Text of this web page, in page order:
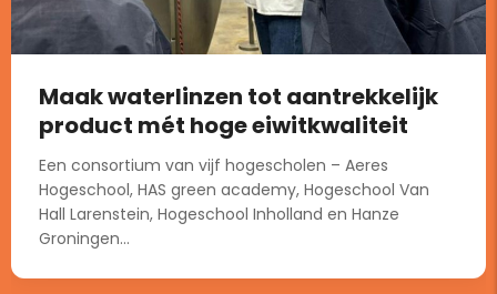
Maak waterlinzen tot aantrekkelijk
product mét hoge eiwitkwaliteit
Een consortium van vijf hogescholen – Aeres
Hogeschool, HAS green academy, Hogeschool Van
Hall Larenstein, Hogeschool Inholland en Hanze
Groningen...